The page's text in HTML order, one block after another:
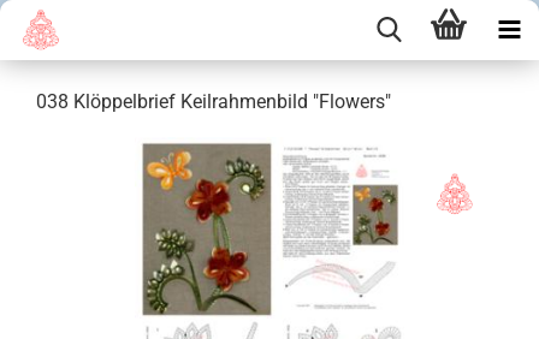
038 Klöppelbrief Keilrahmenbild "Flowers"